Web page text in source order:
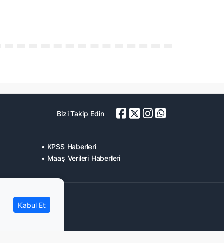
Bizi Takip Edin
• KPSS Haberleri
• Maaş Verileri Haberleri
Kabul Et